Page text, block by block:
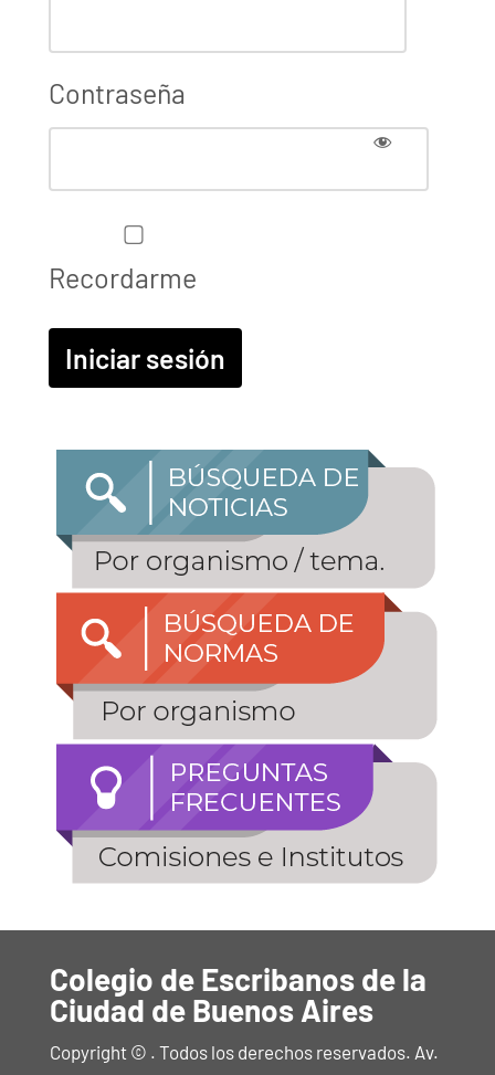
Contraseña
Recordarme
Colegio de Escribanos de la
Ciudad de Buenos Aires
Copyright © . Todos los derechos reservados. Av.